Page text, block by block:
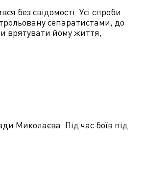
без свідомості. Усі спроби
сепаратистами, до
врятувати йому життя,
Миколаєва. Під час боїв під